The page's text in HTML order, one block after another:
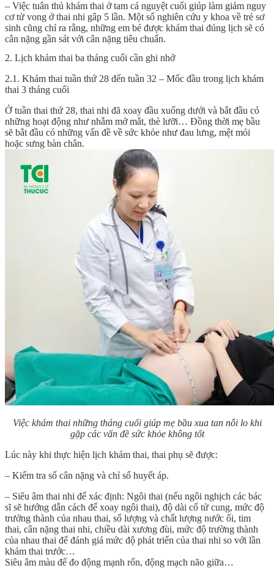
– Việc tuân thủ khám thai ở tam cá nguyệt cuối giúp làm giảm nguy
cơ tử vong ở thai nhi gâp 5 lần. Một số nghiên cứu y khoa về trẻ sơ
sinh cũng chỉ ra rằng, những em bé được khám thai đúng lịch sẽ có
cân nặng gần sát với cân nặng tiêu chuẩn.
2. Lịch khám thai ba tháng cuối cần ghi nhớ
2.1. Khám thai tuần thứ 28 đến tuần 32 – Mốc đầu trong lịch khám
thai 3 tháng cuối
Ở tuần thai thứ 28, thai nhi đã xoay đầu xuống dưới và bắt đầu có
những hoạt động như nhắm mở mắt, thè lưỡi… Đồng thời mẹ bầu
sẽ bắt đầu có những vấn đề về sức khỏe như đau lưng, mệt mỏi
hoặc sưng bàn chân.
Việc khám thai những tháng cuối giúp mẹ bầu xua tan nỗi lo khi
gặp các vấn đề sức khỏe không tốt
Lúc này khi thực hiện lịch khám thai, thai phụ sẽ được:
– Kiểm tra số cân nặng và chỉ số huyết áp.
– Siêu âm thai nhi để xác định: Ngôi thai (nếu ngôi nghịch các bác
sĩ sẽ hướng dẫn cách để xoay ngôi thai), độ dài cổ tử cung, mức độ
trưởng thành của nhau thai, số lượng và chất lượng nước ối, tim
thai, cân nặng thai nhi, chiều dài xương đùi, mức độ trường thành
của nhau thai để đánh giá mức độ phát triển của thai nhi so với lần
khám thai trước…
Siêu âm màu để đo động mạnh rốn, động mạch não giữa…